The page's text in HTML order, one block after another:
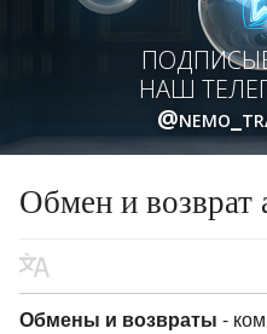
НАШ
Обмен и возврат
Обмены и возвраты -